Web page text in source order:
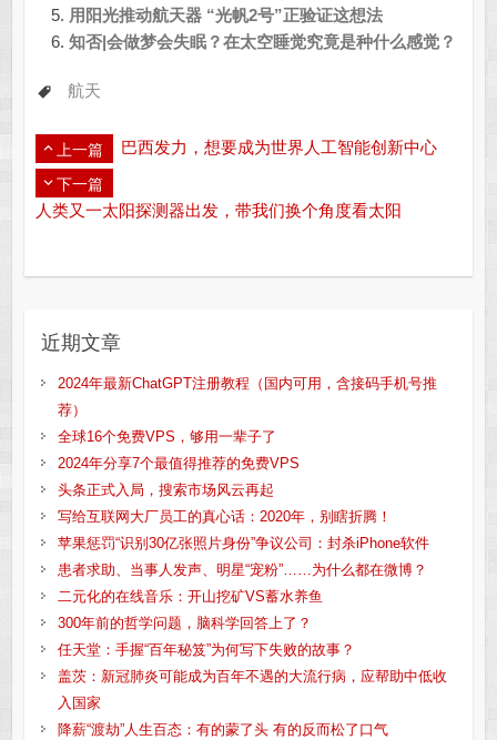
用阳光推动航天器 “光帆2号”正验证这想法
知否|会做梦会失眠？在太空睡觉究竟是种什么感觉？
航天
上一篇 巴西发力，想要成为世界人工智能创新中心
下一篇
人类又一太阳探测器出发，带我们换个角度看太阳
近期文章
2024年最新ChatGPT注册教程（国内可用，含接码手机号推
荐）
全球16个免费VPS，够用一辈子了
2024年分享7个最值得推荐的免费VPS
头条正式入局，搜索市场风云再起
写给互联网大厂员工的真心话：2020年，别瞎折腾！
苹果惩罚“识别30亿张照片身份”争议公司：封杀iPhone软件
患者求助、当事人发声、明星“宠粉”……为什么都在微博？
二元化的在线音乐：开山挖矿VS蓄水养鱼
300年前的哲学问题，脑科学回答上了？
任天堂：手握“百年秘笈”为何写下失败的故事？
盖茨：新冠肺炎可能成为百年不遇的大流行病，应帮助中低收
入国家
降薪“渡劫”人生百态：有的蒙了头 有的反而松了口气